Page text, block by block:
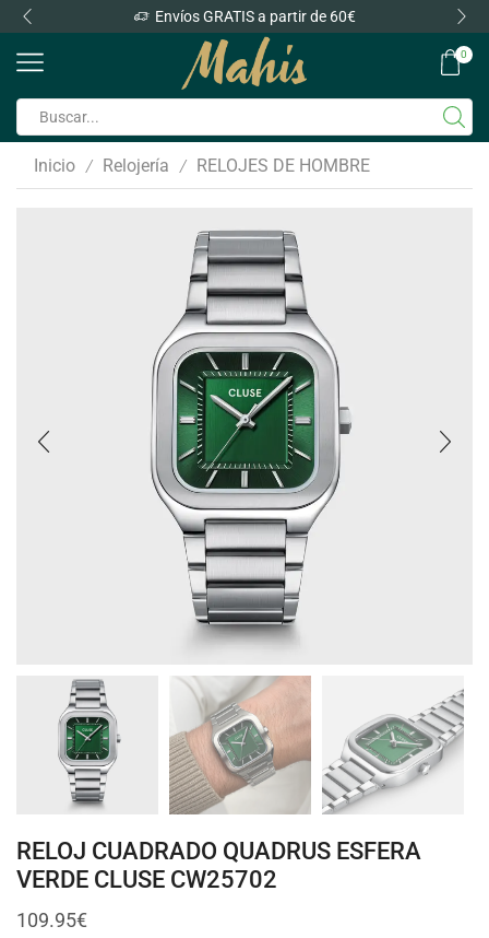
Envíos GRATIS a partir de 60€
0
Inicio / Relojería / RELOJES DE HOMBRE
RELOJ CUADRADO QUADRUS ESFERA
VERDE CLUSE CW25702
109.95€